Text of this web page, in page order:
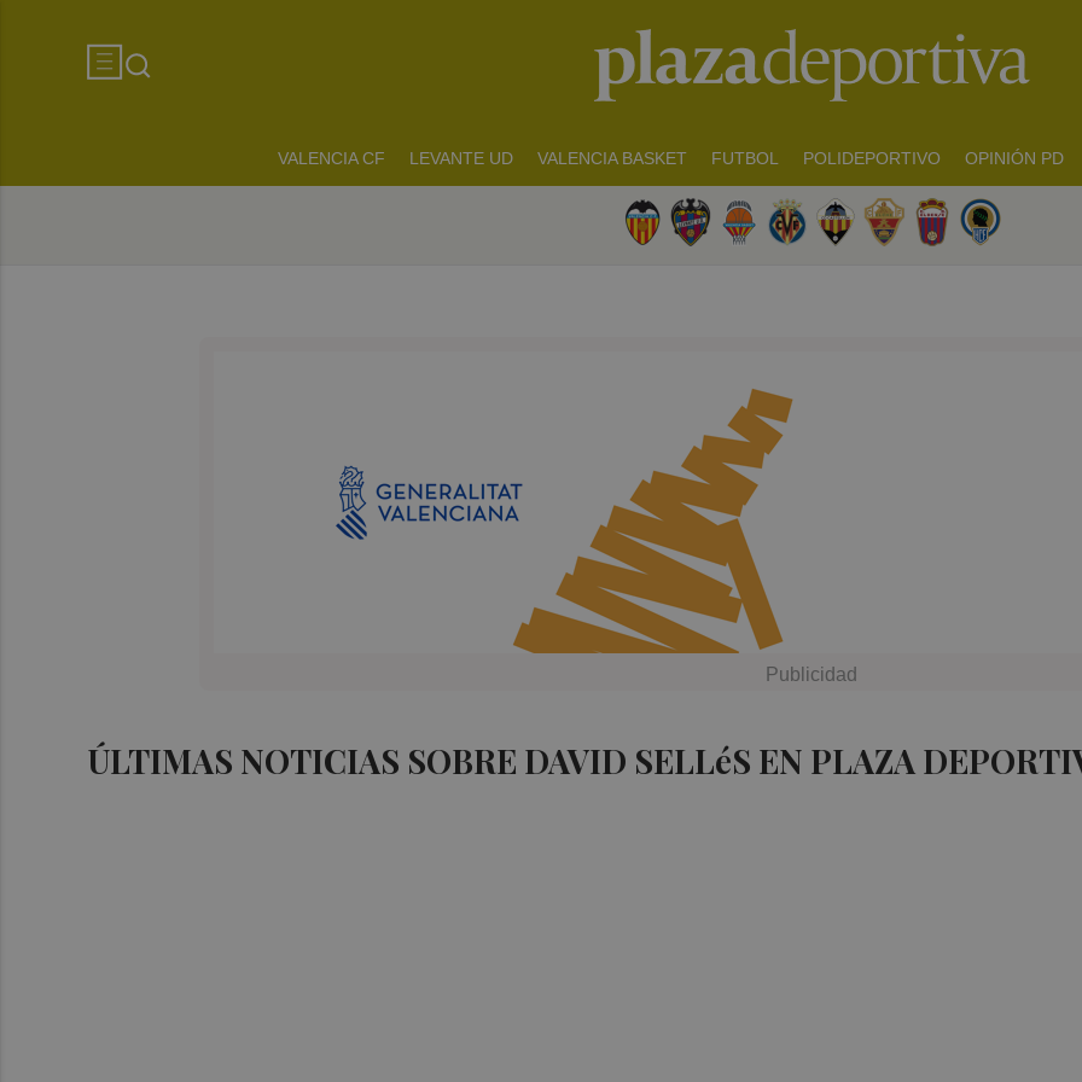
VALENCIA CF LEVANTE UD VALENCIA BASKET FUTBOL POLIDEPORTIVO OPINIÓN PD
ÚLTIMAS NOTICIAS SOBRE DAVID SELLéS EN PLAZA